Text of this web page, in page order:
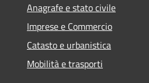
Anagrafe e stato civile
Imprese e Commercio
Catasto e urbanistica
Mobilità e trasporti